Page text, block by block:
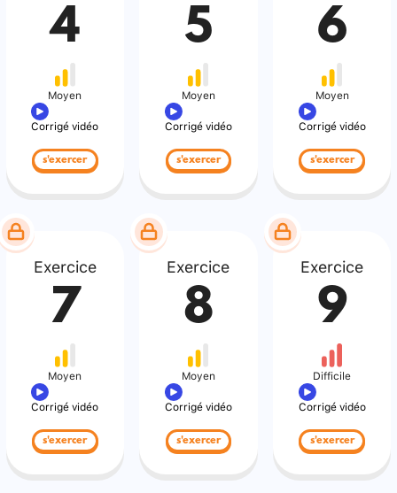
4
Moyen
Corrigé vidéo
s'exercer
5
Moyen
Corrigé vidéo
s'exercer
6
Moyen
Corrigé vidéo
s'exercer
Exercice
7
Moyen
Corrigé vidéo
s'exercer
Exercice
8
Moyen
Corrigé vidéo
s'exercer
Exercice
9
Difficile
Corrigé vidéo
s'exercer